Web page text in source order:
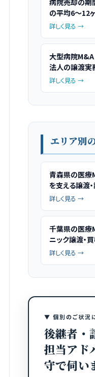
病院売却の期
の平均6〜12
詳しく見る →
大型病院
法人の譲渡実
詳しく見る →
エリア別
青森県の医療
を支える譲渡
詳しく見る →
千葉県の医療
ニック譲渡・
詳しく見る →
▼ 個別のご状況
後継者・
担当アド
守で伺い